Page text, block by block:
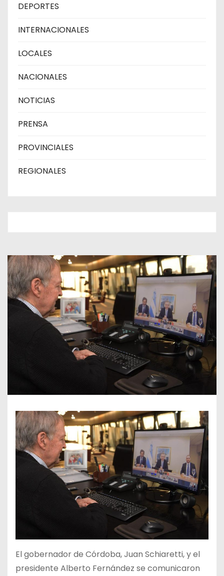
DEPORTES
INTERNACIONALES
LOCALES
NACIONALES
NOTICIAS
PRENSA
PROVINCIALES
REGIONALES
El gobernador de Córdoba, Juan Schiaretti, y el
presidente Alberto Fernández se comunicaron